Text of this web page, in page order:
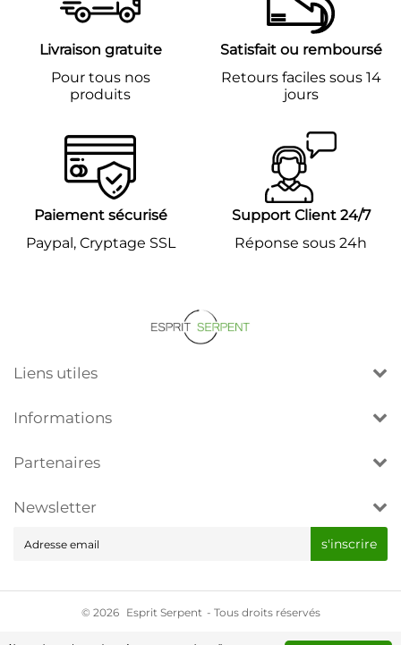
Livraison gratuite
Pour tous nos
produits
Satisfait ou remboursé
Retours faciles sous 14
jours
Paiement sécurisé
Paypal, Cryptage SSL
Support Client 24/7
Réponse sous 24h
Liens utiles
Informations
Partenaires
Newsletter
mail
s'inscrire
© 2026 Esprit Serpent - Tous droits réservés